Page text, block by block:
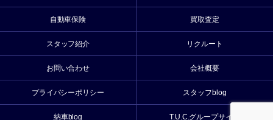
自動車保険 買取査定
スタッフ紹介 リクルート
お問い合わせ 会社概要
プライバシーポリシー スタッフblog
納車blog T.U.C.グループサイト